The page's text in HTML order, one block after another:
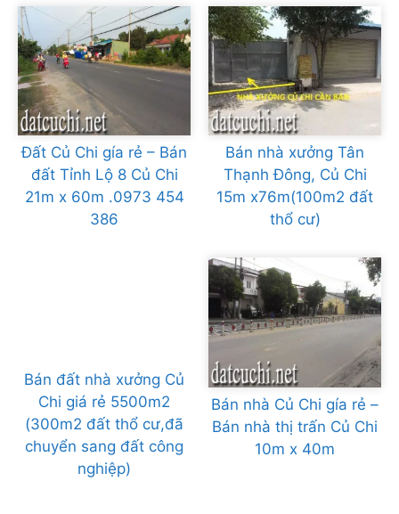
Đất Củ Chi gía rẻ – Bán
đất Tỉnh Lộ 8 Củ Chi
21m x 60m .0973 454
386
Bán nhà xưởng Tân
Thạnh Đông, Củ Chi
15m x76m(100m2 đất
thổ cư)
Bán đất nhà xưởng Củ
Chi giá rẻ 5500m2
(300m2 đất thổ cư,đã
chuyển sang đất công
nghiệp)
Bán nhà Củ Chi gía rẻ –
Bán nhà thị trấn Củ Chi
10m x 40m